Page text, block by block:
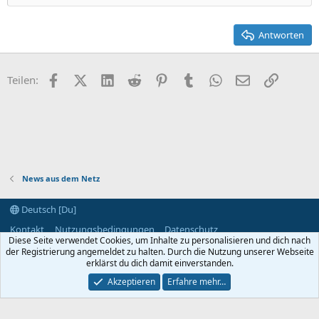
22
Times New Roman
Antworten
Teilen: FacebookX (Twitter)
LinkedIn
Reddit PinterestTumblr WhatsApp
E-MailLink
News aus dem Netz
Deutsch [Du]
Kontakt
Nutzungsbedingungen
Datenschutz
Hilfe und Impressum
Start
R
S
S
Community platform by XenForo® © 2010-2024 XenForo Ltd.
Abfragen 8 Zeit 0.0379s Max. Speicher
Diese Seite verwendet Cookies, um Inhalte zu personalisieren und dich nach
der Registrierung angemeldet zu halten. Durch die Nutzung unserer Webseite
erklärst du dich damit einverstanden.
Akzeptieren
Erfahre mehr…